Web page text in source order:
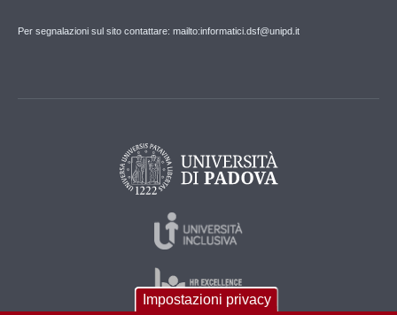
Per segnalazioni sul sito contattare: mailto:informatici.dsf@unipd.it
Impostazioni privacy